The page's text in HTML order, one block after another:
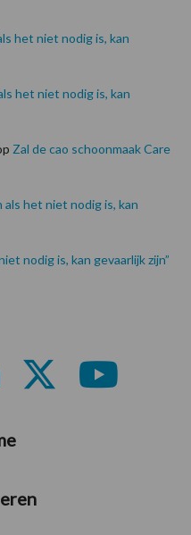
het niet nodig is, kan
het niet nodig is, kan
Zal de cao schoonmaak Care
het niet nodig is, kan
nodig is, kan gevaarlijk zijn”